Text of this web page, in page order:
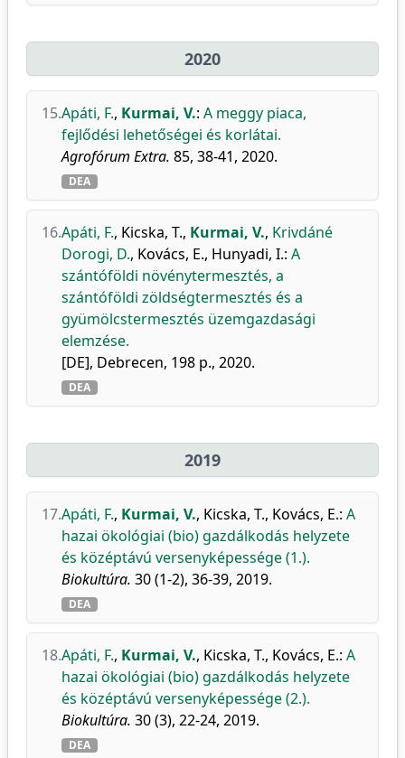
2020
15.Apáti, F., Kurmai, V.: A meggy piaca,
fejlődési lehetőségei és korlátai.
Agrofórum Extra. 85, 38-41, 2020.
DEA
16.Apáti, F., Kicska, T., Kurmai, V., Krivdáné
Dorogi, D., Kovács, E., Hunyadi, I.: A
szántóföldi növénytermesztés, a
szántóföldi zöldségtermesztés és a
gyümölcstermesztés üzemgazdasági
elemzése.
[DE], Debrecen, 198 p., 2020.
DEA
2019
17.Apáti, F., Kurmai, V., Kicska, T., Kovács, E.: A
hazai ökológiai (bio) gazdálkodás helyzete
és középtávú versenyképessége (1.).
Biokultúra. 30 (1-2), 36-39, 2019.
DEA
18.Apáti, F., Kurmai, V., Kicska, T., Kovács, E.: A
hazai ökológiai (bio) gazdálkodás helyzete
és középtávú versenyképessége (2.).
Biokultúra. 30 (3), 22-24, 2019.
DEA